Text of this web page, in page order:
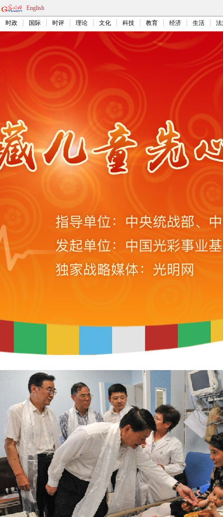
English
时政 国际 时评 理论 文化 科技 教育 经济 生活